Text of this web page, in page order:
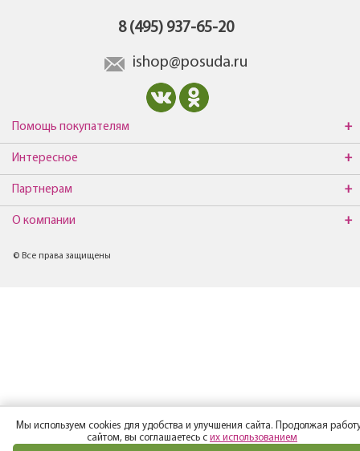
8 (495) 937-65-20
ishop@posuda.ru
Помощь покупателям
Интересное
Партнерам
О компании
© Все права защищены
Мы используем cookies для удобства и улучшения сайта. Продолжая
сайтом, вы соглашаетесь с их использованием